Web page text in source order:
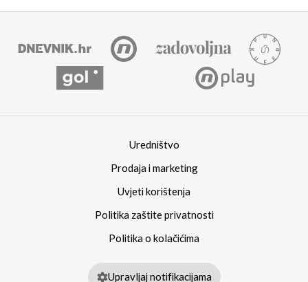
Uredništvo
Prodaja i marketing
Uvjeti korištenja
Politika zaštite privatnosti
Politika o kolačićima
Upravljaj notifikacijama